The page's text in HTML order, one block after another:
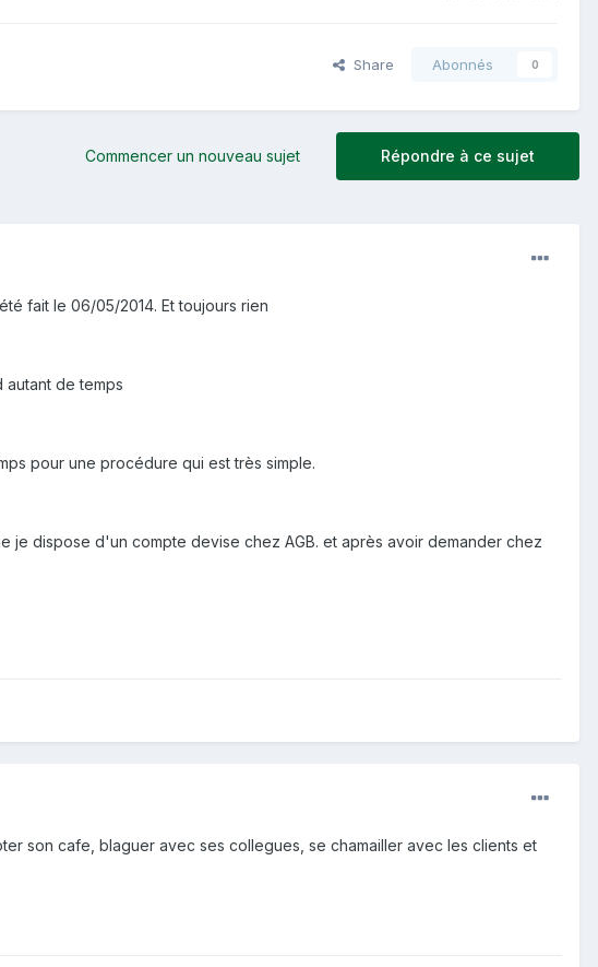
Share Abonnés 0
Répondre à ce sujet
Commencer un nouveau sujet
fait le 06/05/2014. Et toujours rien
de temps
pour une procédure qui est très simple.
je dispose d'un compte devise chez AGB. et après avoir demander chez
son cafe, blaguer avec ses collegues, se chamailler avec les clients et